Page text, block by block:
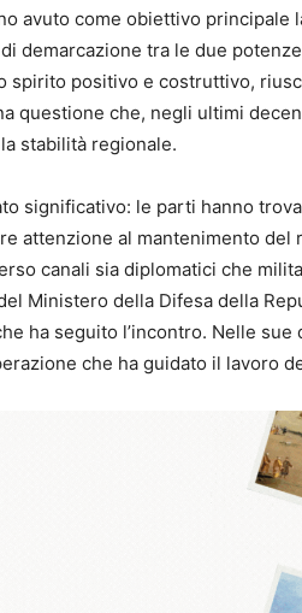
avuto come obiettivo principale
demarcazione tra le due
spirito positivo e costruttivo,
questione che, negli ultimi
stabilità regionale.
significativo: le parti hanno
attenzione al mantenimento del
canali sia diplomatici che
Ministero della Difesa della
ha seguito l’incontro. Nelle
che ha guidato il lavoro